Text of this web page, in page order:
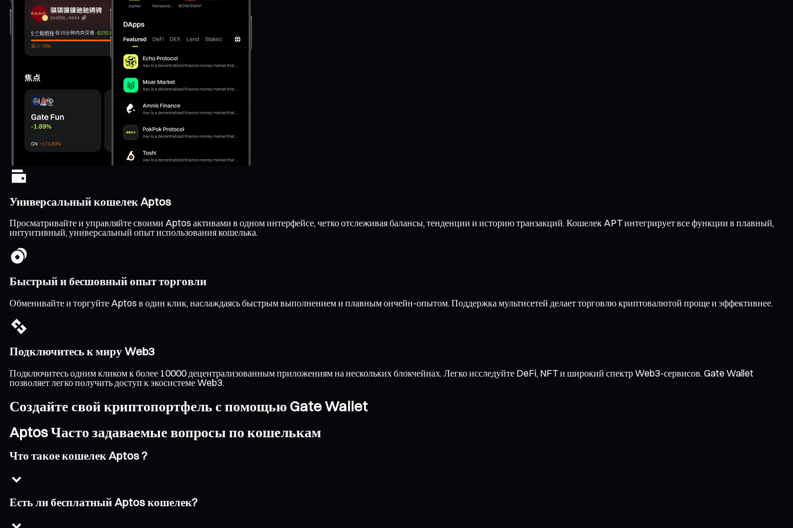
Универсальный кошелек Aptos
Просматривайте и управляйте своими Aptos активами в одном интерфейсе, четко отслеживая балансы, тенденции и историю транзакций. Кошелек APT интегрирует все функции в плавный,
интуитивный, универсальный опыт использования кошелька.
Быстрый и бесшовный опыт торговли
Обменивайте и торгуйте Aptos в один клик, наслаждаясь быстрым выполнением и плавным ончейн-опытом. Поддержка мультисетей делает торговлю криптовалютой проще и эффективнее.
Подключитесь к миру Web3
Подключитесь одним кликом к более 10000 децентрализованным приложениям на нескольких блокчейнах. Легко исследуйте DeFi, NFT и широкий спектр Web3-сервисов. Gate Wallet
позволяет легко получить доступ к экосистеме Web3.
Создайте свой криптопортфель с помощью Gate Wallet
Aptos Часто задаваемые вопросы по кошелькам
Что такое кошелек Aptos ?
Есть ли бесплатный Aptos кошелек?